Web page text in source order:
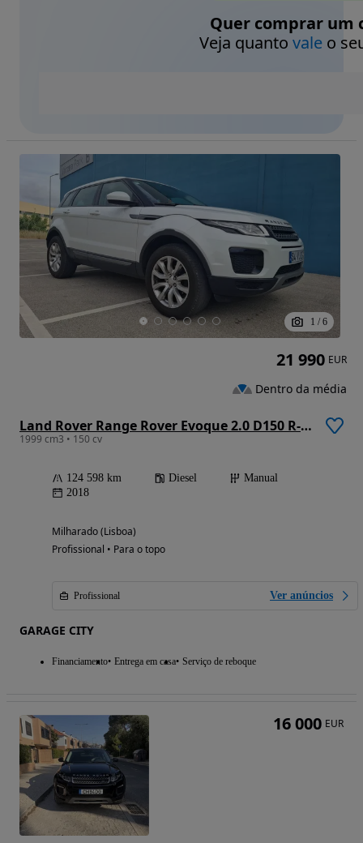
Quer comprar um
Veja quanto valeo
1 / 6
Land Rover Range Rover Evoque 2.0 D150 R-Dynamic
1999 cm3 • 150 cv
124 598 km Diesel
Manual
2018
Milharado (Lisboa)
Profissional • Para o topo
Profissional Ver anúncios
GARAGE CITY
Financiamento Entrega em casa Serviço de reboque
21 990 EUR
Dentro da média
16 000 EUR